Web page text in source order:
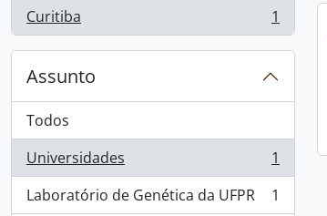
Curitiba
, 1 resultados 1
Assunto
Todos
Universidades
, 1 resultados
1
Laboratório de Genética da UFPR
, 1 resultados
1